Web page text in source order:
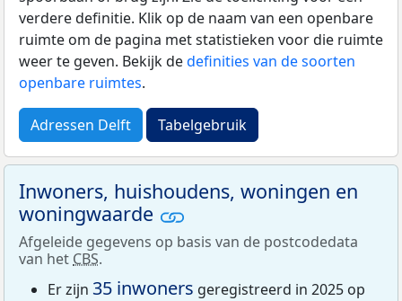
verdere definitie. Klik op de naam van een openbare
ruimte om de pagina met statistieken voor die ruimte
weer te geven. Bekijk dedefinities van de soorten
openbare ruimtes.
Adressen Delft Tabelgebruik
Inwoners, huishoudens, woningen en
woningwaarde
Afgeleide gegevens op basis van de postcodedata
van het CBS.
Er zijn 35 inwoners geregistreerd in 2025 op